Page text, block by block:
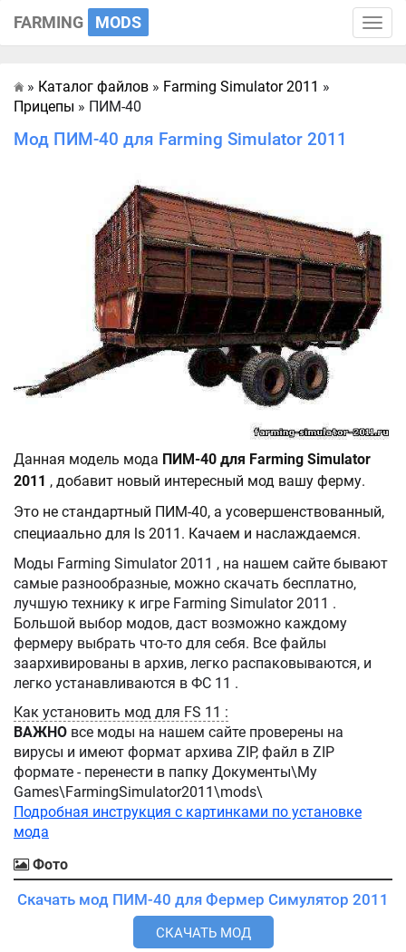
Toggle
FARMING MODS
Главная
» Каталог файлов » Farming Simulator 2011 »
Прицепы » ПИМ-40
Мод ПИМ-40 для Farming Simulator 2011
Данная модель мода ПИМ-40 для Farming Simulator
2011 , добавит новый интересный мод вашу ферму.
Это не стандартный ПИМ-40, а усовершенствованный,
специаально для ls 2011. Качаем и наслаждаемся.
Моды Farming Simulator 2011 , на нашем сайте бывают
самые разнообразные, можно скачать бесплатно,
лучшую технику к игре Farming Simulator 2011 .
Большой выбор модов, даст возможно каждому
фермеру выбрать что-то для себя. Все файлы
заархивированы в архив, легко распаковываются, и
легко устанавливаются в ФС 11 .
Как установить мод для FS 11 :
ВАЖНО все моды на нашем сайте проверены на
вирусы и имеют формат архива ZIP, файл в ZIP
формате - перенести в папку Документы\My
Games\FarmingSimulator2011\mods\
Подробная инструкция с картинками по установке
мода
Фото
Скачать мод ПИМ-40 для Фермер Симулятор 2011
СКАЧАТЬ МОД